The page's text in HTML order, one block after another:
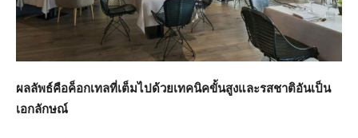
ผลลัพธ์คือค็อกเทลที่เต็มไปด้วยเทคนิคขั้นสูงและรสชาติอันเป็น
เอกลักษณ์